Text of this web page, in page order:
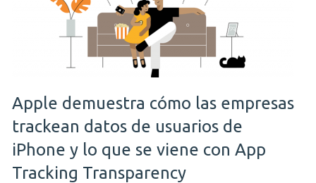
Apple demuestra cómo las empresas
trackean datos de usuarios de
iPhone y lo que se viene con App
Tracking Transparency